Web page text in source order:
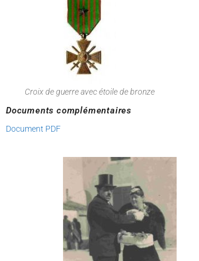
Croix de guerre avec étoile de bronze
Documents complémentaires
Document PDF